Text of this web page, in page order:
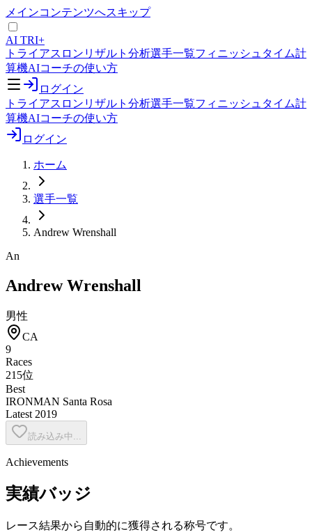
メインコンテンツへスキップ
AI TRI+
トライアスロンリザルト分析選手一覧フィニッシュタイム計
算機AIコーチの使い方
ログイン
トライアスロンリザルト分析選手一覧フィニッシュタイム計
算機AIコーチの使い方
ログイン
ホーム
選手一覧
Andrew Wrenshall
An
Andrew Wrenshall
男性
CA
9
Races
215位
Best
IRONMAN Santa Rosa
Latest 2019
読み込み中...
Achievements
実績バッジ
レース結果から自動的に獲得される称号です。